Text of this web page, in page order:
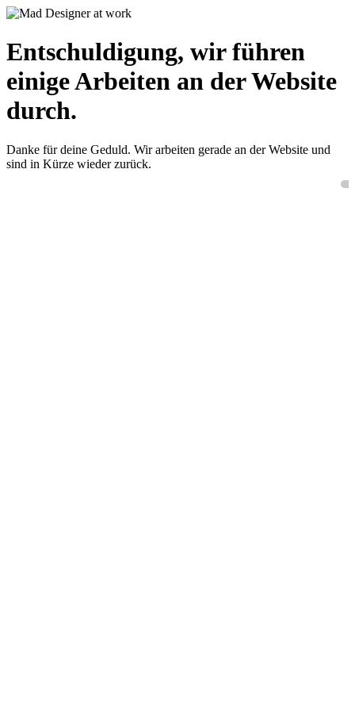
Entschuldigung, wir führen
einige Arbeiten an der Website
durch.
Danke für deine Geduld. Wir arbeiten gerade an der Website und
sind in Kürze wieder zurück.